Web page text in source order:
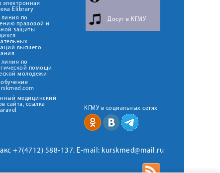
электронная
Elibrary
линия по
правовой и
защиты
высшего
линия по
помощи
молодежи
Досуг в КГМУ
медицинский
сайта, ссылка
КГМУ в социальных сетях
+7(4712) 588-137. E-mail: kurskmed@mail.ru